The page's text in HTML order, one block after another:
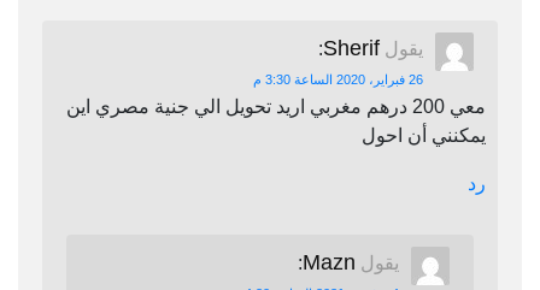
يقول Sherif
:
26 فبراير، 2020 الساعة 3:30 م
معي 200 درهم مغربي اريد تحويل الي جنية مصري اين
يمكنني أن احول
رد
يقول Mazn
: